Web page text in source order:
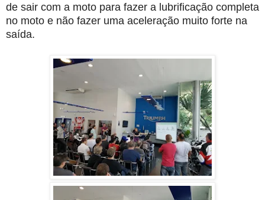
de sair com a moto para fazer a lubrificação completa
no moto e não fazer uma aceleração muito forte na
saída.